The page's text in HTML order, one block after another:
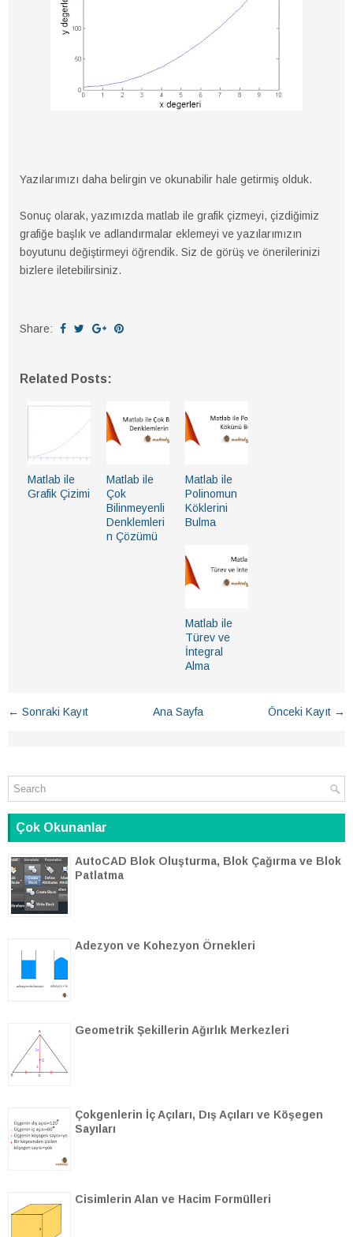
Yazılarımızı daha belirgin ve okunabilir hale getirmiş olduk.
Sonuç olarak, yazımızda matlab ile grafik çizmeyi, çizdiğimiz
grafiğe başlık ve adlandırmalar eklemeyi ve yazılarımızın
boyutunu değiştirmeyi öğrendik. Siz de görüş ve önerilerinizi
bizlere iletebilirsiniz.
Share:
Related Posts:
Matlab ile
Grafik Çizimi
Matlab ile
Çok
Bilinmeyenli
Denklemleri
n Çözümü
Matlab ile
Polinomun
Köklerini
Bulma
Matlab ile
Türev ve
İntegral
Alma
← Sonraki Kayıt Önceki Kayıt →
Ana Sayfa
Çok Okunanlar
AutoCAD Blok Oluşturma, Blok Çağırma ve Blok
Patlatma
Adezyon ve Kohezyon Örnekleri
Geometrik Şekillerin Ağırlık Merkezleri
Çokgenlerin İç Açıları, Dış Açıları ve Köşegen
Sayıları
Cisimlerin Alan ve Hacim Formülleri